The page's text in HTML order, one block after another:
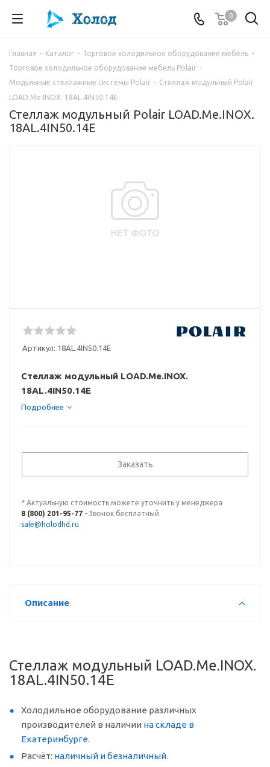
0
Главная - Каталог - Торговое холодильное оборудование мебель -
Торговое холодильное оборудование мебель Polair -
Модульные стеллажные системы Polair - Стеллаж модульный Polair
LOAD.Me.INOX. 18AL.4IN50.14E
Стеллаж модульный Polair LOAD.Me.INOX.
18AL.4IN50.14E
Артикул: 18AL.4IN50.14E
Стеллаж модульный LOAD.Me.INOX.
18AL.4IN50.14E
Подробнее
Заказать
* Актуальную стоимость можете уточнить у менеджера
8 (800) 201-95-77 - Звонок бесплатный
sale@holodhd.ru
Описание
Стеллаж модульный LOAD.Me.INOX.
18AL.4IN50.14E
Холодильное оборудование различных
производителей в наличии на складе в
Екатеринбурге.
Расчёт: наличный и безналичный.